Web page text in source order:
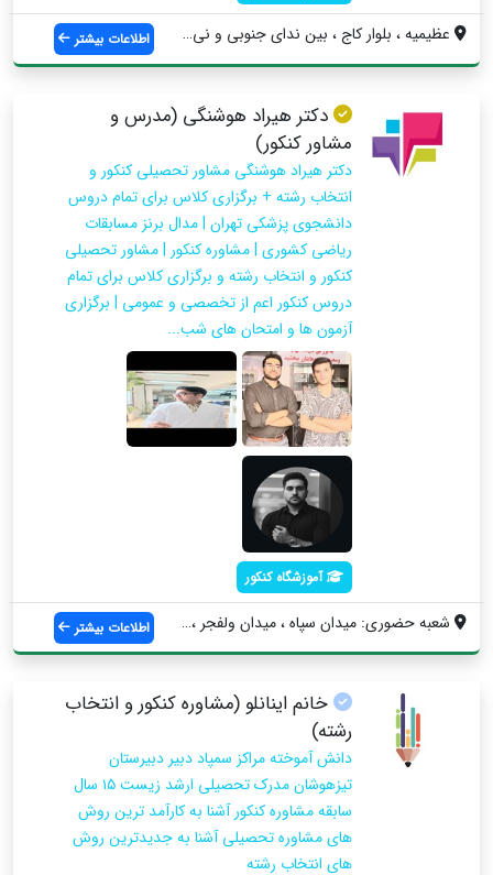
عظیمیه ، بلوار کاج ، بین ندای جنوبی و نی... اطلاعات بیشتر
دکتر هیراد هوشنگی (مدرس و
مشاور کنکور)
دکتر هیراد هوشنگی مشاور تحصیلی کنکور و
انتخاب رشته + برگزاری کلاس برای تمام دروس
دانشجوی پزشکی تهران | مدال برنز مسابقات
ریاضی کشوری | مشاوره کنکور | مشاور تحصیلی
کنکور و انتخاب رشته و برگزاری کلاس برای تمام
دروس کنکور اعم از تخصصی و عمومی | برگزاری
آزمون ها و امتحان های شب...
آموزشگاه کنکور
شعبه حضوری: میدان سپاه ، میدان ولفجر ، پ... اطلاعات بیشتر
خانم اینانلو (مشاوره کنکور و انتخاب
رشته)
دانش آموخته مراکز سمپاد دبیر دبیرستان
تیزهوشان مدرک تحصیلی ارشد زیست ۱۵ سال
سابقه مشاوره کنکور آشنا به کارآمد ترین روش
های مشاوره تحصیلی آشنا به جدیدترین روش
های انتخاب رشته